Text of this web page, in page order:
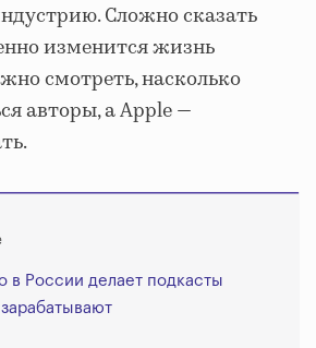
Сложно сказать
изменится жизнь
смотреть, насколько
авторы, а Apple —
в России делает подкасты